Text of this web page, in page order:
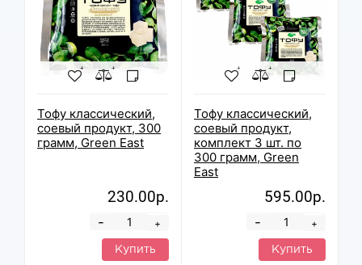
Тофу классический,
соевый продукт, 300
грамм, Green East
230.00р.
+
-
Купить
Тофу классический,
соевый продукт,
комплект 3 шт. по
300 грамм, Green
East
595.00р.
+
-
Купить